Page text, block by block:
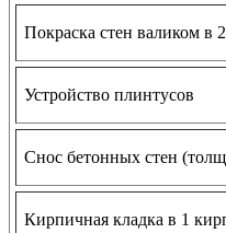
Покраска стен валиком в
Устройство плинтусов
Снос бетонных стен
Кирпичная кладка в 1